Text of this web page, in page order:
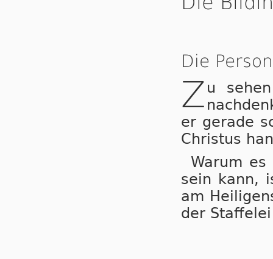
Die
Z u
er gerade
Christus
Warum
sein kann,
am
der